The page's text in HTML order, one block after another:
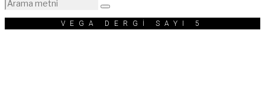
VEGA DERGİ SAYI 5